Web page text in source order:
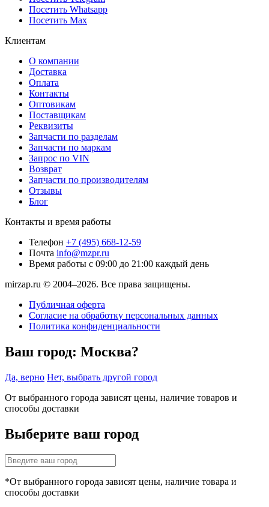
Посетить Whatsapp
Посетить Max
Клиентам
О компании
Доставка
Оплата
Контакты
Оптовикам
Поставщикам
Реквизиты
Запчасти по разделам
Запчасти по маркам
Запрос по VIN
Возврат
Запчасти по производителям
Отзывы
Блог
Контакты и время работы
Телефон +7 (495) 668-12-59
Почта info@mzpr.ru
Время работы с 09:00 до 21:00 каждый день
mirzap.ru © 2004–2026. Все права защищены.
Публичная оферта
Согласие на обработку персональных данных
Политика конфиденциальности
Ваш город: Москва?
Да, верно Нет, выбрать другой город
От выбранного города зависят цены, наличие товаров и
способы доставки
Выберите ваш город
*От выбранного города зависят цены, наличие товара и
способы доставки